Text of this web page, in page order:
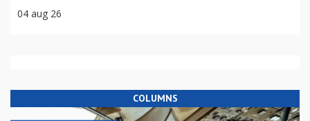
04 aug 26
COLUMNS